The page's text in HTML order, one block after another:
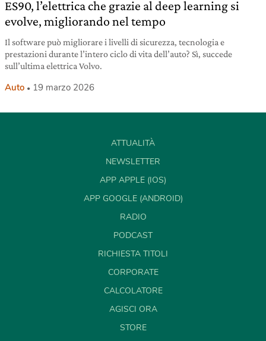
ES90, l’elettrica che grazie al deep learning si
evolve, migliorando nel tempo
Il software può migliorare i livelli di sicurezza, tecnologia e
prestazioni durante l’intero ciclo di vita dell’auto? Sì, succede
sull’ultima elettrica Volvo.
Auto 19 marzo 2026
ATTUALITÀ
NEWSLETTER
APP APPLE (IOS)
APP GOOGLE (ANDROID)
RADIO
PODCAST
RICHIESTA TITOLI
CORPORATE
CALCOLATORE
AGISCI ORA
STORE